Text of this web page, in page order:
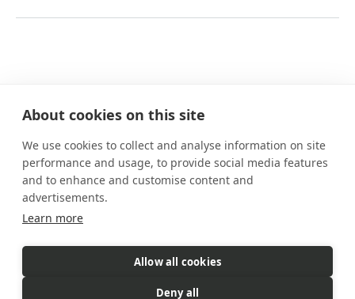
Nossos planos
Benefícios
Como funciona
Contato
eSIM é um produto comercializado pela Gigs. A Gigs é responsável
por todas as vendas, faturamento e atendimento ao cliente.
About cookies on this site
We use cookies to collect and analyse information on site
performance and usage, to provide social media features
and to enhance and customise content and
advertisements.
Learn more
Allow all cookies
Deny all